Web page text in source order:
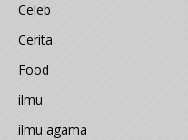
Celeb
Cerita
Food
ilmu
ilmu agama